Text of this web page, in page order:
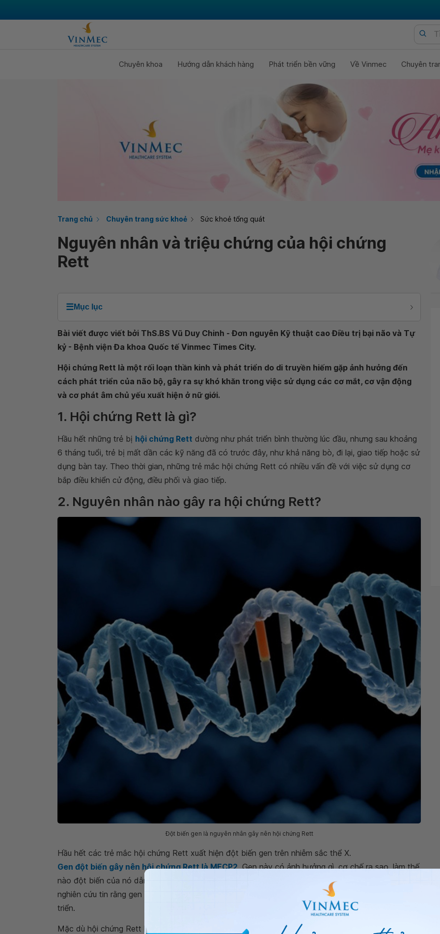
Chuyên khoa Hướng dẫn khách hàng Phát triển bền vững Về Vinmec Chuyên
Trang chủ Chuyên trang sức khoẻ Sức khoẻ tổng quát
Nguyên nhân và triệu chứng của hội chứng
Rett
☰Mục lục
Bài viết được viết bởi ThS.BS Vũ Duy Chinh - Đơn nguyên Kỹ thuật cao Điều trị bại não và Tự
kỷ - Bệnh viện Đa khoa Quốc tế Vinmec Times City.
Hội chứng Rett là một rối loạn thần kinh và phát triển do di truyền hiếm gặp ảnh hưởng đến
cách phát triển của não bộ, gây ra sự khó khăn trong việc sử dụng các cơ mắt, cơ vận động
và cơ phát âm chủ yếu xuất hiện ở nữ giới.
1. Hội chứng Rett là gì?
Hầu hết những trẻ bị hội chứng Rett dường như phát triển bình thường lúc đầu, nhưng sau khoảng
6 tháng tuổi, trẻ bị mất dần các kỹ năng đã có trước đây, như khả năng bò, đi lại, giao tiếp hoặc sử
dụng bàn tay. Theo thời gian, những trẻ mắc hội chứng Rett có nhiều vấn đề với việc sử dụng cơ
bắp điều khiển cử động, điều phối và giao tiếp.
2. Nguyên nhân nào gây ra hội chứng Rett?
Đột biến gen là nguyên nhân gây nên hội chứng Rett
Hầu hết các trẻ mắc hội chứng Rett xuất hiện đột biến gen trên nhiễm sắc thể X.
Gen đột biến gây nên hội chứng Rett là MECP2. Gen này có ảnh hưởng gì, cơ chế ra sao, làm thế
nào đột biến của nó dẫn đến hội chứng Rett thì hiện nay vẫn chưa có câu trả lời rõ ràng. Các nhà
nghiên cứu tin rằng gen duy nhất này có thể ảnh hưởng đến nhiều gen khác liên quan đến sự phát
triển.
Mặc dù hội chứng Rett là do di truyền, trẻ gần như không bao giờ thừa hưởng gen lỗi từ cha mẹ.